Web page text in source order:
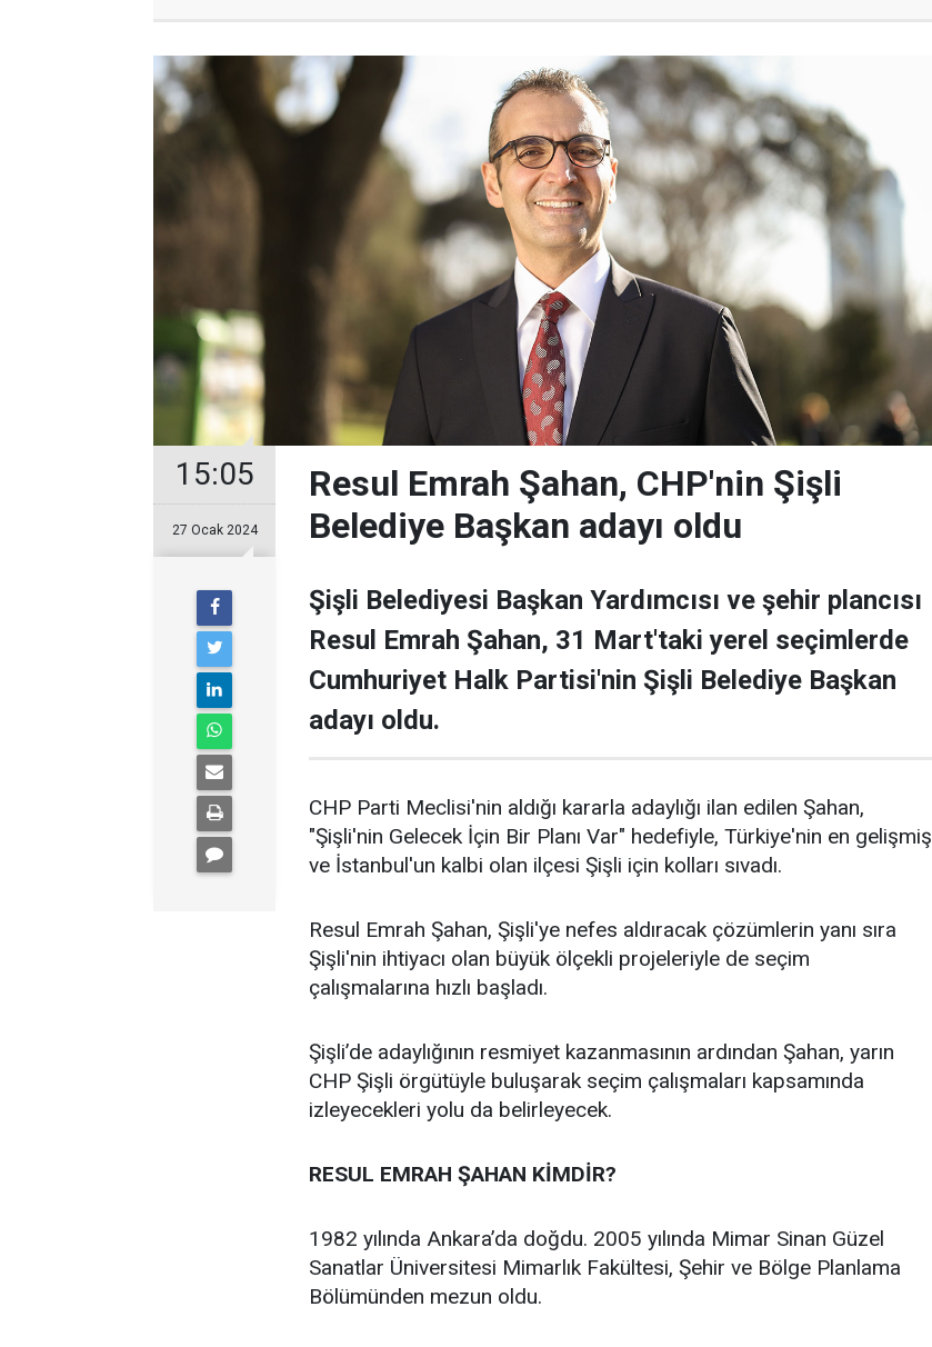
15:05
27 Ocak 2024
Resul Emrah Şahan, CHP'nin Şişli
Belediye Başkan adayı oldu
Şişli Belediyesi Başkan Yardımcısı ve şehir plancısı
Resul Emrah Şahan, 31 Mart'taki yerel seçimlerde
Cumhuriyet Halk Partisi'nin Şişli Belediye Başkan
adayı oldu.
CHP Parti Meclisi'nin aldığı kararla adaylığı ilan edilen Şahan,
"Şişli'nin Gelecek İçin Bir Planı Var" hedefiyle, Türkiye'nin en gelişmiş
ve İstanbul'un kalbi olan ilçesi Şişli için kolları sıvadı.
Resul Emrah Şahan, Şişli'ye nefes aldıracak çözümlerin yanı sıra
Şişli'nin ihtiyacı olan büyük ölçekli projeleriyle de seçim
çalışmalarına hızlı başladı.
Şişli’de adaylığının resmiyet kazanmasının ardından Şahan, yarın
CHP Şişli örgütüyle buluşarak seçim çalışmaları kapsamında
izleyecekleri yolu da belirleyecek.
RESUL EMRAH ŞAHAN KİMDİR?
1982 yılında Ankara’da doğdu. 2005 yılında Mimar Sinan Güzel
Sanatlar Üniversitesi Mimarlık Fakültesi, Şehir ve Bölge Planlama
Bölümünden mezun oldu.